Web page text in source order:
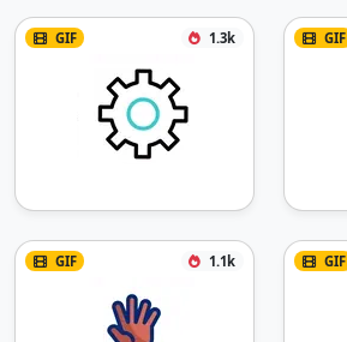
GIF 1.3k GIF
GIF 1.1k GIF